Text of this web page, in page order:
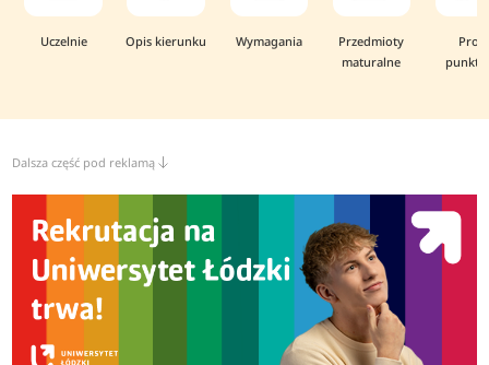
Uczelnie Opis kierunku Wymagania
Przedmioty
maturalne
Dalsza część pod reklamą